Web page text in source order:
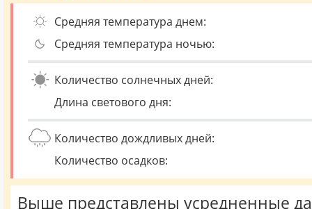
Средняя температура днем:
Средняя температура ночью:
Количество солнечных дней:
Длина светового дня:
Количество дождливых дней:
Количество осадков:
Выше представлены усредненные